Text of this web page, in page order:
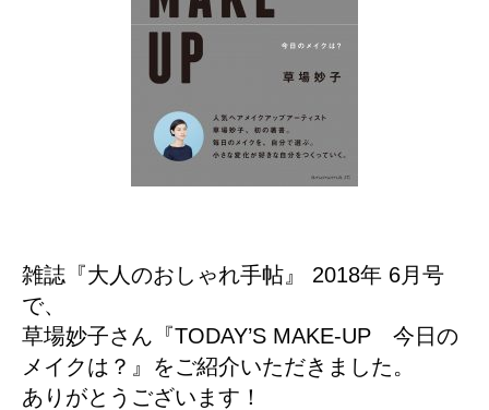
雑誌『大人のおしゃれ手帖』 2018年 6月号
で、
草場妙子さん『TODAY’S MAKE-UP 今日の
メイクは？』をご紹介いただきました。
ありがとうございます！